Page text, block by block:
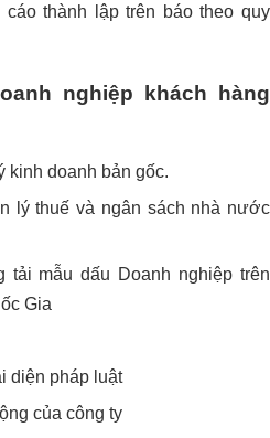
thành lập trên báo theo quy
nghiệp khách hàng
kinh doanh bản gốc.
lý thuế và ngân sách nhà nước
tải mẫu dấu Doanh nghiệp trên
Gia
diện pháp luật
của công ty